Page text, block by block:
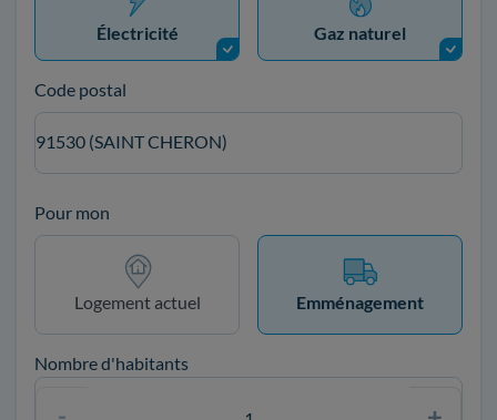
Électricité Gaz naturel
Code postal
91530 (SAINT CHERON)
Pour mon
Logement actuel Emménagement
Nombre d'habitants